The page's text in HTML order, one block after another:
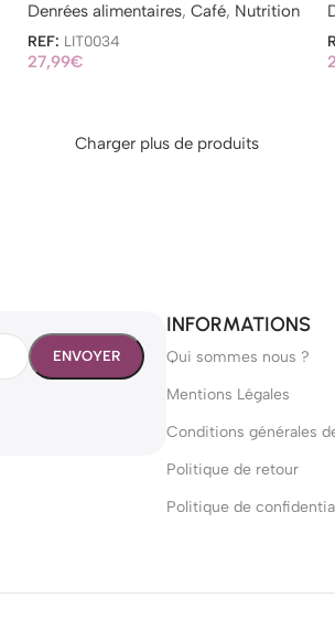
Denrées alimentaires, Café, Nutrition
REF: LIT0034
27,99€
Charger plus de produits
INFORMATIONS
Qui sommes nous ?
Mentions Légales
Conditions générales
Politique de retour
Politique de